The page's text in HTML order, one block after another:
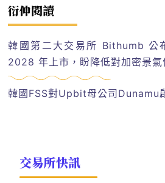
衍伸閱讀
韓國第二大交易所 Bithumb 公
2028 年上市，盼降低對加密景氣
韓國FSS對Upbit母公司Dunamu
交易所快訊